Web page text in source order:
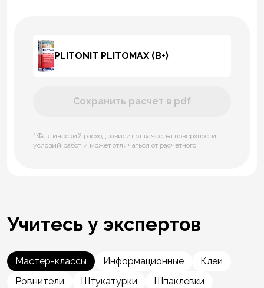
PLITONIT PLITOMAX (В+)
Сохранить расчет в pdf
* Фактический расход зависит от качества поверхности,
условий работ и может отличаться от расчетного.
Учитесь у экспертов
Мастер-классы Информационные
Клеи
Ровнители
Штукатурки
Шпаклевки